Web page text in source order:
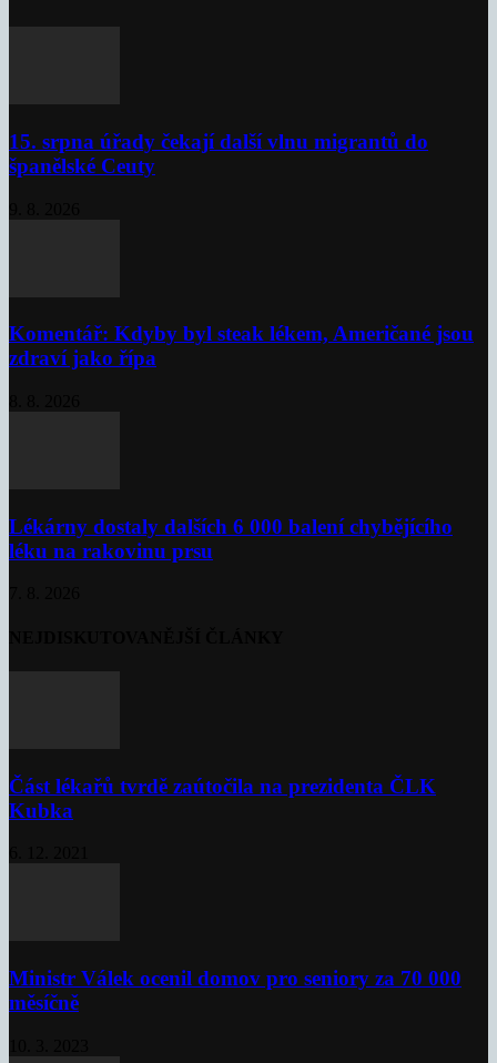
15. srpna úřady čekají další vlnu migrantů do
španělské Ceuty
Komentář: Kdyby byl steak lékem, Američané jsou
zdraví jako řípa
Lékárny dostaly dalších 6 000 balení chybějícího
léku na rakovinu prsu
Část lékařů tvrdě zaútočila na prezidenta ČLK
Kubka
Ministr Válek ocenil domov pro seniory za 70 000
měsíčně